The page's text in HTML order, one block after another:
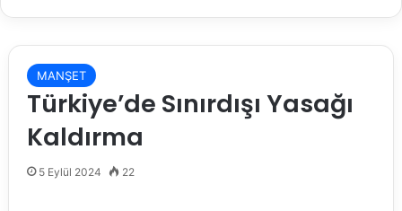
MANŞET
Türkiye’de Sınırdışı Yasağı
Kaldırma
5 Eylül 2024 22